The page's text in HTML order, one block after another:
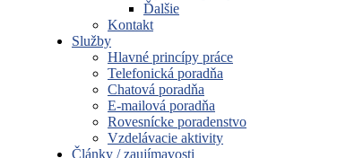
Ďalšie
Kontakt
Služby
Hlavné princípy práce
Telefonická poradňa
Chatová poradňa
E-mailová poradňa
Rovesnícke poradenstvo
Vzdelávacie aktivity
Články / zaujímavosti